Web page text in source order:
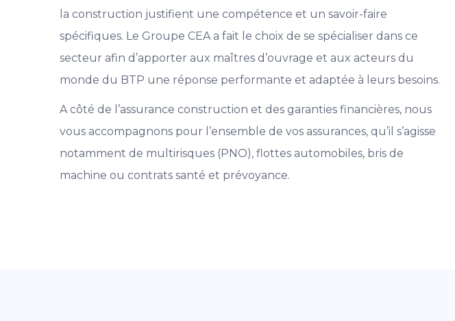
la construction justifient une compétence et un savoir-faire
spécifiques. Le Groupe CEA a fait le choix de se spécialiser dans ce
secteur afin d’apporter aux maîtres d’ouvrage et aux acteurs du
monde du BTP une réponse performante et adaptée à leurs besoins.
A côté de l’assurance construction et des garanties financières, nous
vous accompagnons pour l’ensemble de vos assurances, qu’il s’agisse
notamment de multirisques (PNO), flottes automobiles, bris de
machine ou contrats santé et prévoyance.